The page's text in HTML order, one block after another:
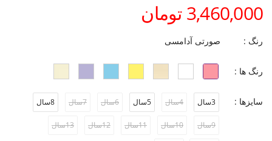
3,460,000 تومان
رنگ : صورتی آدامسی
رنگ ها :
سایزها : 3سال 4سال 5سال 6سال 7سال 8سال
9سال 10سال 11سال 12سال 13سال